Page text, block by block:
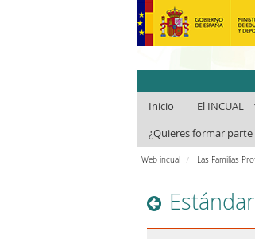
INCUAl
Inicio El INCUAL
¿Quieres formar
Web incual Las Familias